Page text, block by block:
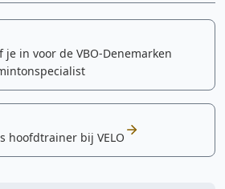
in voor de VBO-Denemarken
hoofdtrainer bij VELO